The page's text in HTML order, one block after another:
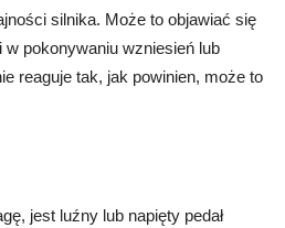
silnika. Może to objawiać się
pokonywaniu wzniesień lub
reaguje tak, jak powinien, może to
jest luźny lub napięty pedał